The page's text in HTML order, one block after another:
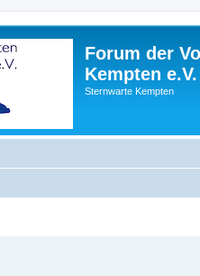
Forum der
Kempten e.V.
Sternwarte Kempten